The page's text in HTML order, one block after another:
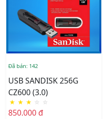
Đã bán: 142
USB SANDISK 256G
CZ600 (3.0)
★ ★ ★ ☆ ☆
850.000 đ